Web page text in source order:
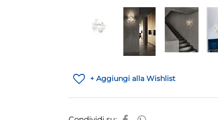
+ Aggiungi alla Wishlist